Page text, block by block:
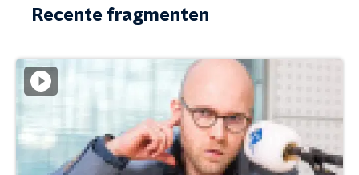
Recente fragmenten